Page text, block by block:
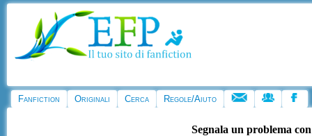
Fanfiction Originali Cerca Regole/Aiuto
Segnala un problema